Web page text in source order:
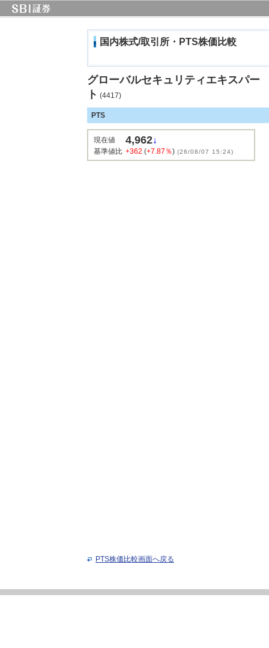
国内株式/取引所・PTS株価比較
グローバルセキュリティエキスパー
ト (4417)
PTS
現在値 4,962↓
基準値比 +362 (+7.87％) (26/08/07 15:24)
PTS株価比較画面へ戻る